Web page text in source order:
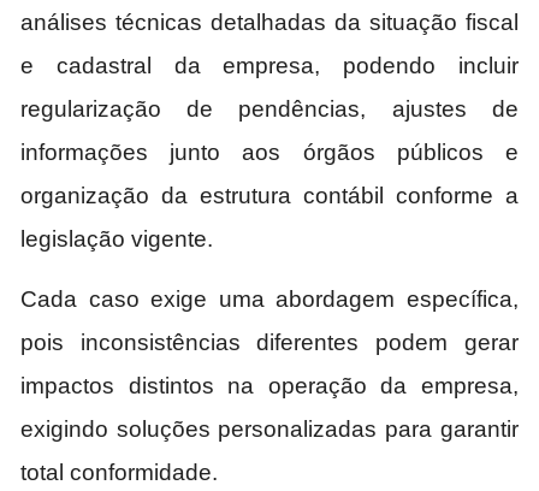
análises técnicas detalhadas da situação fiscal
e cadastral da empresa, podendo incluir
regularização de pendências, ajustes de
informações junto aos órgãos públicos e
organização da estrutura contábil conforme a
legislação vigente.
Cada caso exige uma abordagem específica,
pois inconsistências diferentes podem gerar
impactos distintos na operação da empresa,
exigindo soluções personalizadas para garantir
total conformidade.